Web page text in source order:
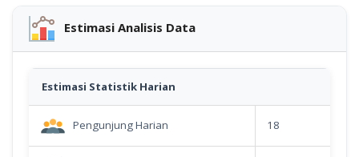
Estimasi Analisis Data
Estimasi Statistik Harian
Pengunjung Harian 18